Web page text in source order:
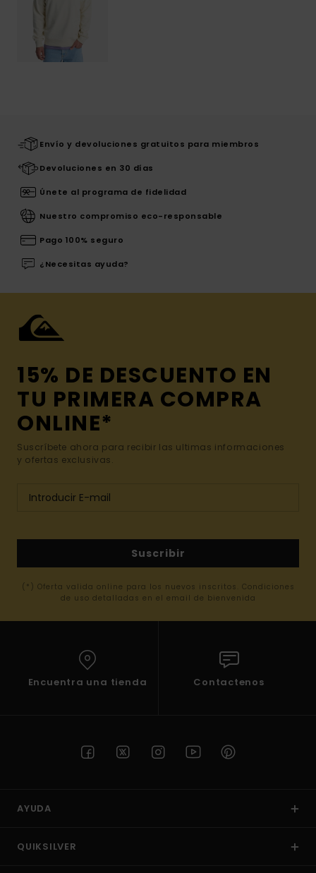
Envío y devoluciones gratuitos para miembros
Devoluciones en 30 días
Únete al programa de fidelidad
Nuestro compromiso eco-responsable
Pago 100% seguro
¿Necesitas ayuda?
15% DE DESCUENTO EN
TU PRIMERA COMPRA
ONLINE*
Suscríbete ahora para recibir las ultimas informaciones
y ofertas exclusivas.
Suscribir
(*) Oferta valida online para los nuevos inscritos. Condiciones
de uso detalladas en el email de bienvenida
Encuentra una tienda Contactenos
AYUDA
QUIKSILVER